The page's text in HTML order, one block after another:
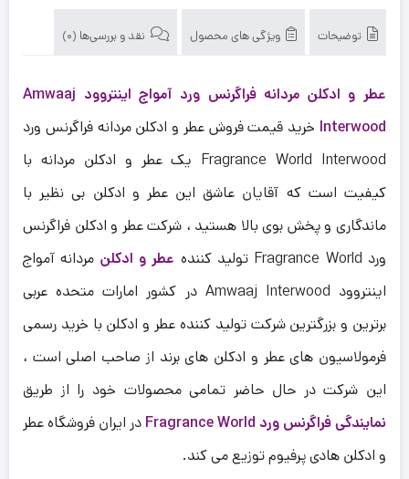
آمواج
Interwood
۱۰۰
میل
توضیحات ویژگی های محصول نقد و بررسی‌ها (0)
عطر و ادکلن مردانه فراگرنس ورد آمواج اینتروود Amwaaj
Interwood خرید قیمت فروش عطر و ادکلن مردانه فراگرنس ورد
Fragrance World Interwood یک عطر و ادکلن مردانه با
کیفیت است که آقایان عاشق این عطر و ادکلن بی نظیر با
ماندگاری و پخش بوی بالا هستید ، شرکت عطر و ادکلن فراگرنس
ورد Fragrance World تولید کننده
عطر و ادکلن مردانه آمواج
اینتروود Amwaaj Interwood در کشور امارات متحده عربی
برترین و بزرگترین شرکت تولید کننده عطر و ادکلن با خرید رسمی
فرمولاسیون های عطر و ادکلن های برند از صاحب اصلی است ،
این شرکت در حال حاضر تمامی محصولات خود را از طریق
نمایندگی فراگرنس ورد Fragrance World
در ایران فروشگاه عطر
و ادکلن هادی پرفیوم توزیع می کند.